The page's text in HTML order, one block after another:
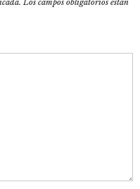
Los campos obligatorios están